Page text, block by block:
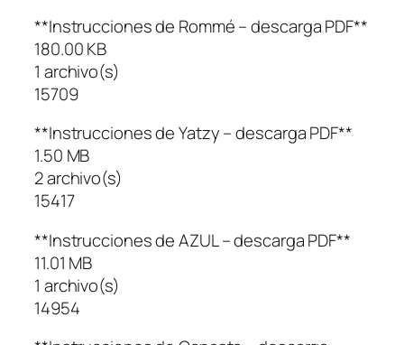
**Instrucciones de Rommé – descarga PDF**
180.00 KB
1 archivo(s)
15709
**Instrucciones de Yatzy – descarga PDF**
1.50 MB
2 archivo(s)
15417
**Instrucciones de AZUL – descarga PDF**
11.01 MB
1 archivo(s)
14954